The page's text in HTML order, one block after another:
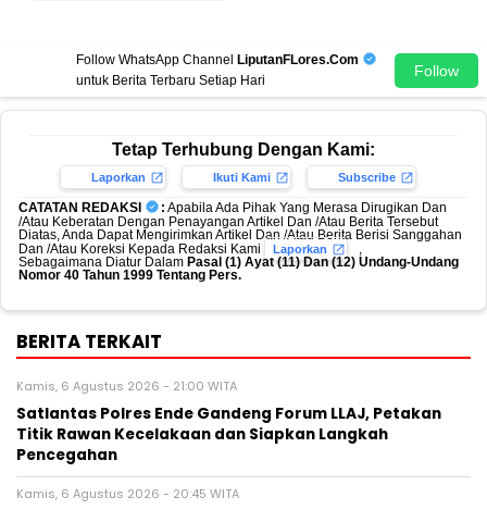
Follow WhatsApp Channel
LiputanFLores.Com
untuk Berita Terbaru Setiap Hari
Follow
Tetap Terhubung Dengan Kami:
Laporkan Ikuti Kami Subscribe
CATATAN REDAKSI : Apabila Ada Pihak Yang Merasa Dirugikan Dan
/Atau Keberatan Dengan Penayangan Artikel Dan /Atau Berita Tersebut
Diatas, Anda Dapat Mengirimkan Artikel Dan /Atau Berita Berisi Sanggahan
Dan /Atau Koreksi Kepada Redaksi Kami
Laporkan
,
Sebagaimana Diatur Dalam Pasal (1) Ayat (11) Dan (12) Undang-Undang
Nomor 40 Tahun 1999 Tentang Pers.
BERITA TERKAIT
Kamis, 6 Agustus 2026 - 21:00 WITA
Satlantas Polres Ende Gandeng Forum LLAJ, Petakan
Titik Rawan Kecelakaan dan Siapkan Langkah
Pencegahan
Kamis, 6 Agustus 2026 - 20:45 WITA